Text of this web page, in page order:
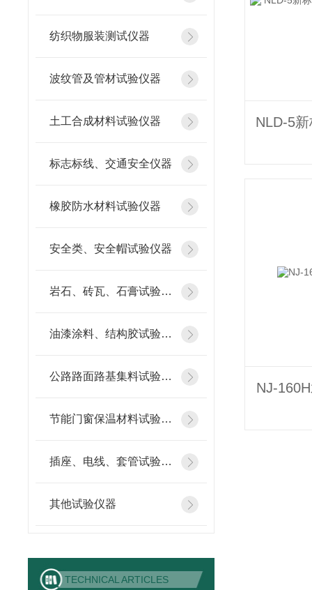
纺织物服装测试仪器
波纹管及管材试验仪器
土工合成材料试验仪器
标志标线、交通安全仪器
橡胶防水材料试验仪器
安全类、安全帽试验仪器
岩石、砖瓦、石膏试验仪器
油漆涂料、结构胶试验仪器
公路路面路基集料试验仪器
节能门窗保温材料试验仪器
插座、电线、套管试验仪器
其他试验仪器
TECHNICAL ARTICLES
NJ-